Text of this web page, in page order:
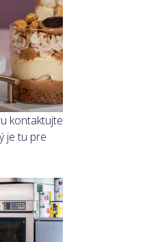
kontaktujte
je tu pre